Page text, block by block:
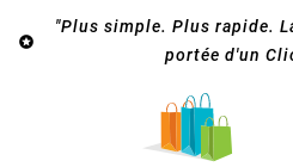

"Plus simple. Plus rapide.
portée d'un